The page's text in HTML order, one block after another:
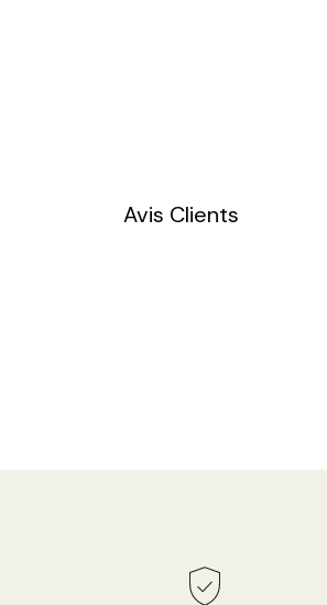
Avis Clients